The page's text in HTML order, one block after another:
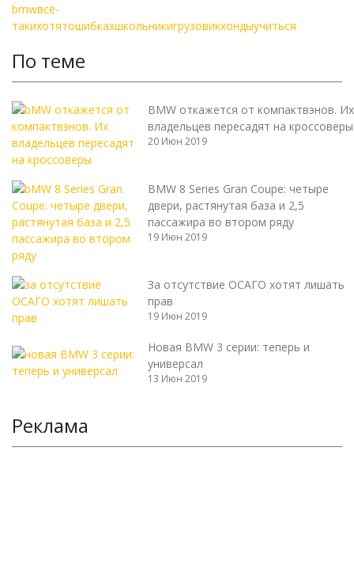
bmwвсё-
такихотятошибкахшкольникигрузовикхондыучиться
По теме
BMW откажется от компактвэнов. Их
владельцев пересадят на кроссоверы
20 Июн 2019
BMW 8 Series Gran Coupe: четыре
двери, растянутая база и 2,5
пассажира во втором ряду
19 Июн 2019
За отсутствие ОСАГО хотят лишать
прав
19 Июн 2019
Новая BMW 3 серии: теперь и
универсал
13 Июн 2019
Реклама